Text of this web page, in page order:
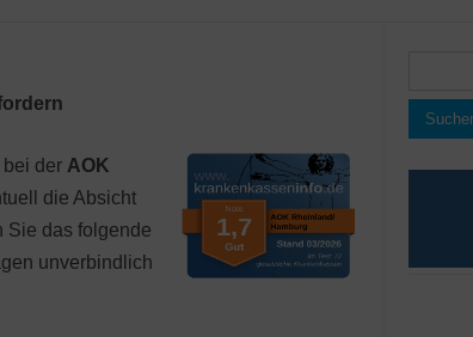
der AOK
die Absicht
Sie das folgende
unverbindlich